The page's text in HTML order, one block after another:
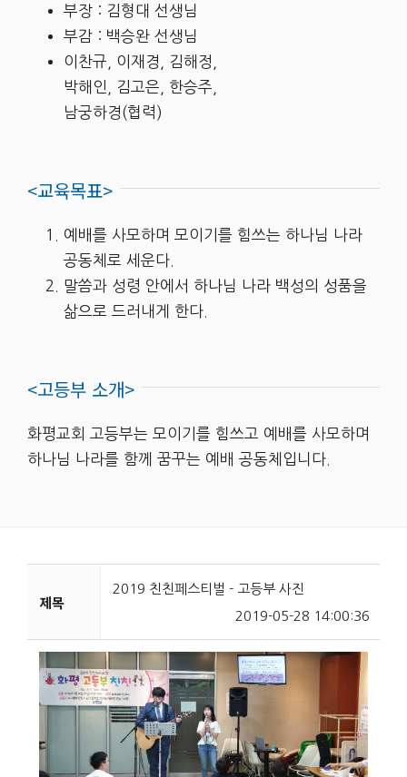
부장 : 김형대 선생님
부감 : 백승완 선생님
이찬규
이재경 김해정
박해인
김고은 한승주
남궁하경(협력 )
<교육목표>
예배를 사모하며 모이기를 힘쓰는 하나님 나라
공동체로 세운다.
말씀과 성령 안에서 하나님 나라 백성의 성품을
삶으로 드러내게 한다.
<고등부 소개>
화평교회 고등부는 모이기를 힘쓰고 예배를 사모하며
하나님 나라를 함께 꿈꾸는 예배 공동체입니다.
제목
2019 친친페스티벌 - 고등부 사진
2019-05-28 14:00:36